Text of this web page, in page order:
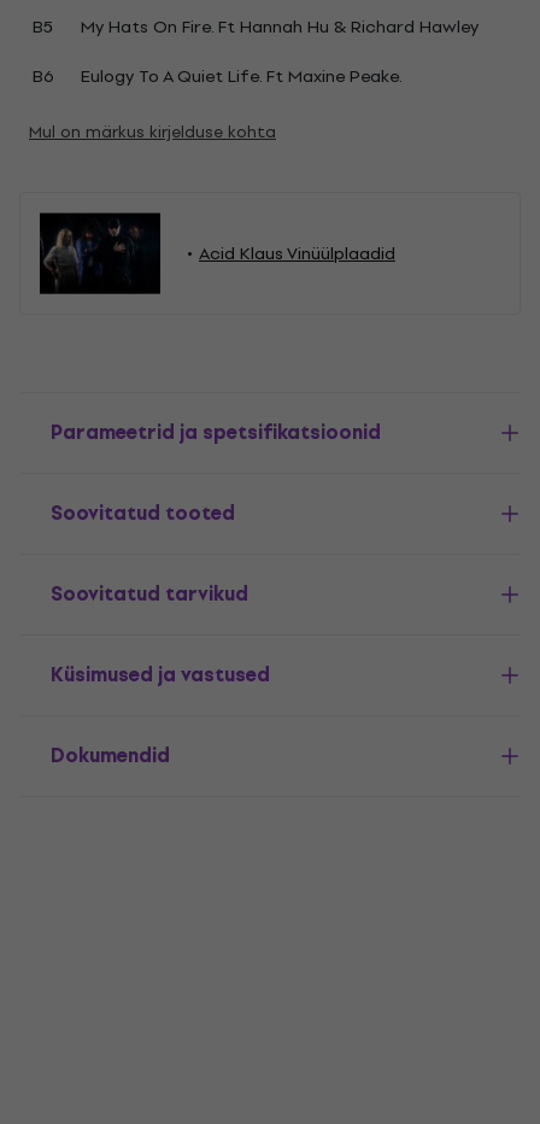
B5
My Hats On Fire. Ft Hannah Hu & Richard Hawley
B6
Eulogy To A Quiet Life. Ft Maxine Peake.
Mul on märkus kirjelduse kohta
Acid Klaus Vinüülplaadid
Parameetrid ja spetsifikatsioonid
Soovitatud tooted
Soovitatud tarvikud
Küsimused ja vastused
Dokumendid